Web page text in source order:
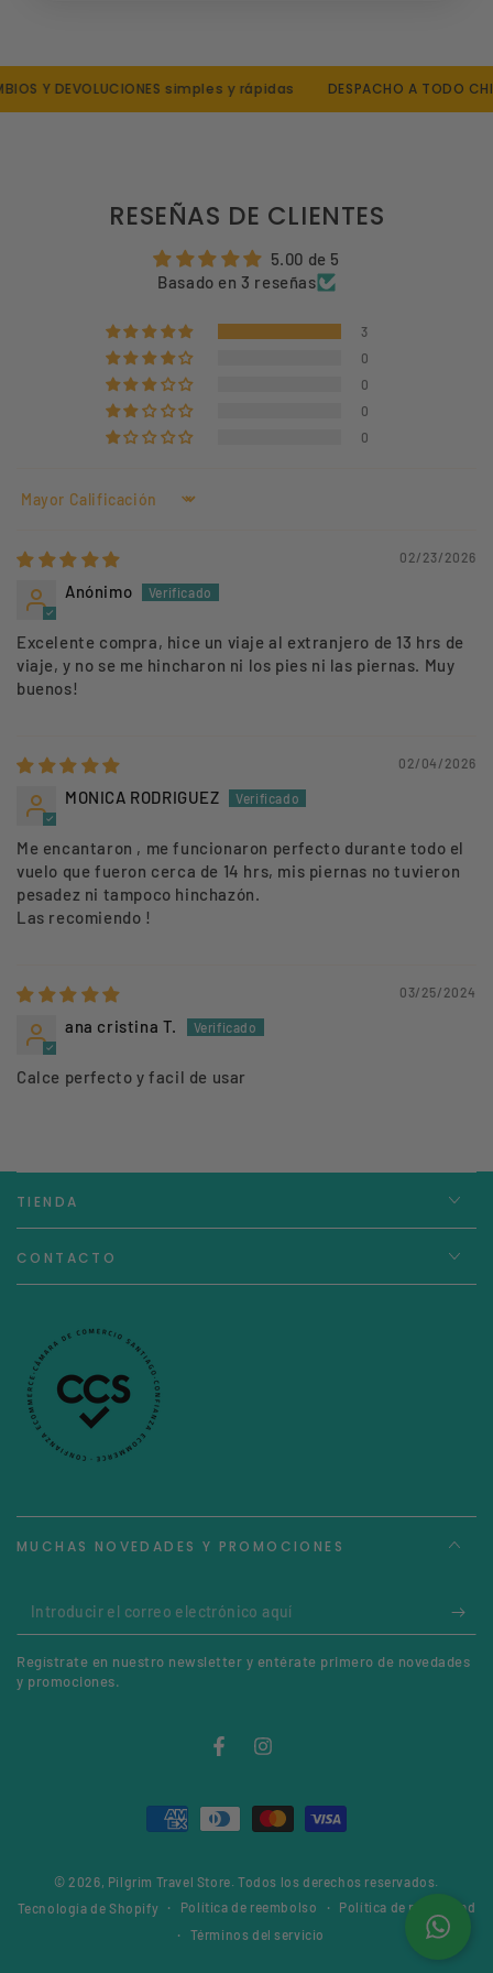
M: UK 8.5–10 / USA 8.5–10 / Euro 39–42
L:UK 9–12 / USA 10.5–14 / Euro 43–47
Y DEVOLUCIONES simples y rápidas DESPACHO A TODO CHILE
RESEÑAS DE CLIENTES
5.00 de 5
Basado en 3 reseñas
3
0
0
0
0
Sort by
02/23/2026
Anónimo
Excelente compra, hice un viaje al extranjero de 13 hrs de
viaje, y no se me hincharon ni los pies ni las piernas. Muy
buenos!
02/04/2026
MONICA RODRIGUEZ
Me encantaron , me funcionaron perfecto durante todo el
vuelo que fueron cerca de 14 hrs, mis piernas no tuvieron
pesadez ni tampoco hinchazón.
Las recomiendo !
03/25/2024
ana cristina T.
Calce perfecto y facil de usar
TIENDA
CONTACTO
MUCHAS NOVEDADES Y PROMOCIONES
Introducir
el
correo
Regístrate en nuestro newsletter y entérate primero de novedades
y promociones.
FacebookInstagram
© 2026, Pilgrim Travel Store . Todos los derechos reservados.
Tecnología de Shopify
Política de reembolso
Política de privacidad
Términos del servicio
pago